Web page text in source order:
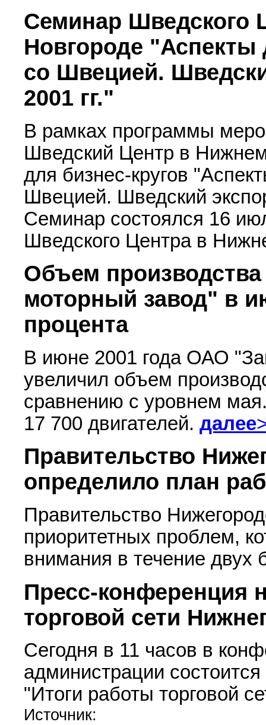
Семинар Шведского
Новгороде "Аспекты
со Швецией.
2001 гг."
В рамках программы
Шведский Центр в
для бизнес-кругов
Швецией. Шведский
Семинар состоялся 16
Шведского Центра в
Объем
моторный завод" в
процента
В июне 2001 года ОАО
увеличил объем
сравнению с уровнем
17 700 двигателей. далее
Правительство
определило план
Правительство
приоритетных проблем,
внимания в течение
Пресс-конференция
торговой сети
Сегодня в 11 часов в
администрации
"Итоги работы торговой
Источник: